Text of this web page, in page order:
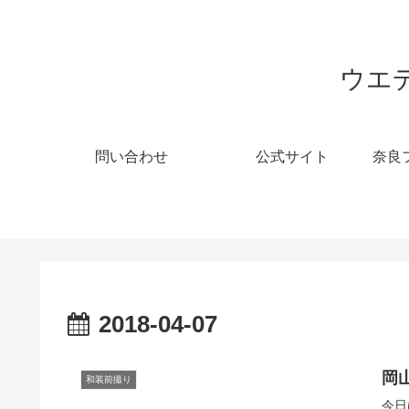
ウエ
問い合わせ 公式サイト 奈良
2018-04-07
和装前撮り 岡
今